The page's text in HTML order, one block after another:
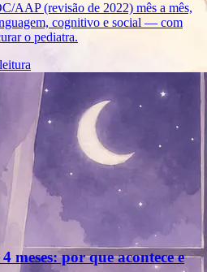
AAP (revisão de 2022) mês a mês,
cognitivo e social — com
o pediatra.
meses: por que acontece e